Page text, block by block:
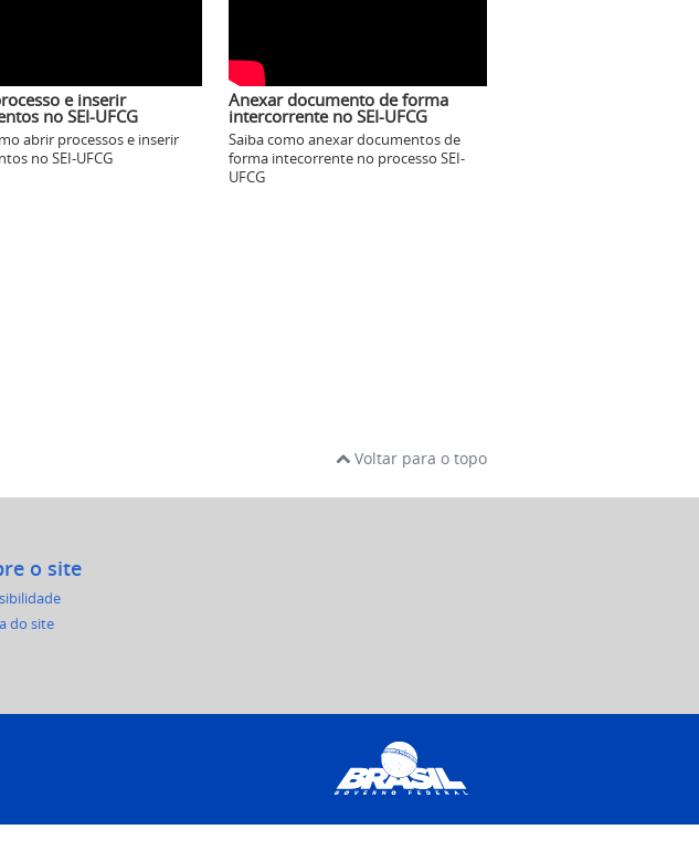
e inserir
no SEI-UFCG
abrir processos e inserir
no SEI-UFCG
Anexar documento de forma
intercorrente no SEI-UFCG
Saiba como anexar documentos de
forma intecorrente no processo SEI-
UFCG
Voltar para o topo
o site
do site